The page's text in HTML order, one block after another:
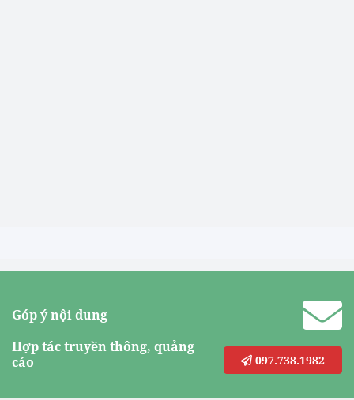
Góp ý nội dung
Hợp tác truyền thông, quảng
cáo
097.738.1982